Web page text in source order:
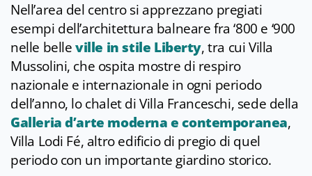
Nell’area del centro si apprezzano pregiati
esempi dell’architettura balneare fra ‘800 e ‘900
nelle belleville in stile Liberty, tra cui Villa
Mussolini, che ospita mostre di respiro
nazionale e internazionale in ogni periodo
dell’anno, lo chalet di Villa Franceschi, sede della
Galleria d’arte moderna e contemporanea,
Villa Lodi Fé, altro edificio di pregio di quel
periodo con un importante giardino storico.